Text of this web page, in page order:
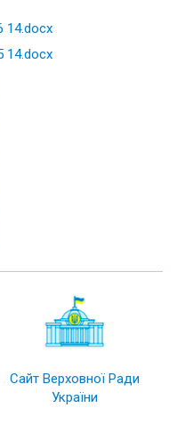
14.docx
14.docx
Сайт Верховної Ради
України